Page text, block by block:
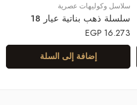
سلاسل وكوليهات عصرية
سلسلة ذهب بناتية عيار 18
16.273
EGP
إضافة إلى السلة